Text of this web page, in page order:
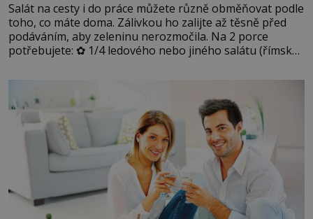
Salát na cesty i do práce můžete různě obměňovat podle
toho, co máte doma. Zálivkou ho zalijte až těsně před
podáváním, aby zeleninu nerozmočila. Na 2 porce
potřebujete: ✿ 1/4 ledového nebo jiného salátu (římský
okurky ✿ 2 rajčata Zálivka: ✿ 4 lžíce olivového oleje ✿ 1
lžíci citronové šťávy ✿ ½ stroužku